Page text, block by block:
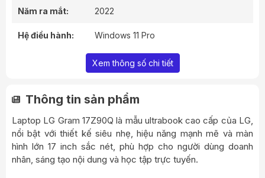
Năm ra mắt: 2022
Hệ điều hành: Windows 11 Pro
Xem thông số chi tiết
Thông tin sản phẩm
Laptop LG Gram 17Z90Q là mẫu ultrabook cao cấp của LG,
nổi bật với thiết kế siêu nhẹ, hiệu năng mạnh mẽ và màn
hình lớn 17 inch sắc nét, phù hợp cho người dùng doanh
nhân, sáng tạo nội dung và học tập trực tuyến.